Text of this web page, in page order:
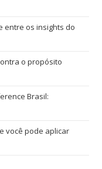
entre os insights do
o propósito
Brasil:
você pode aplicar